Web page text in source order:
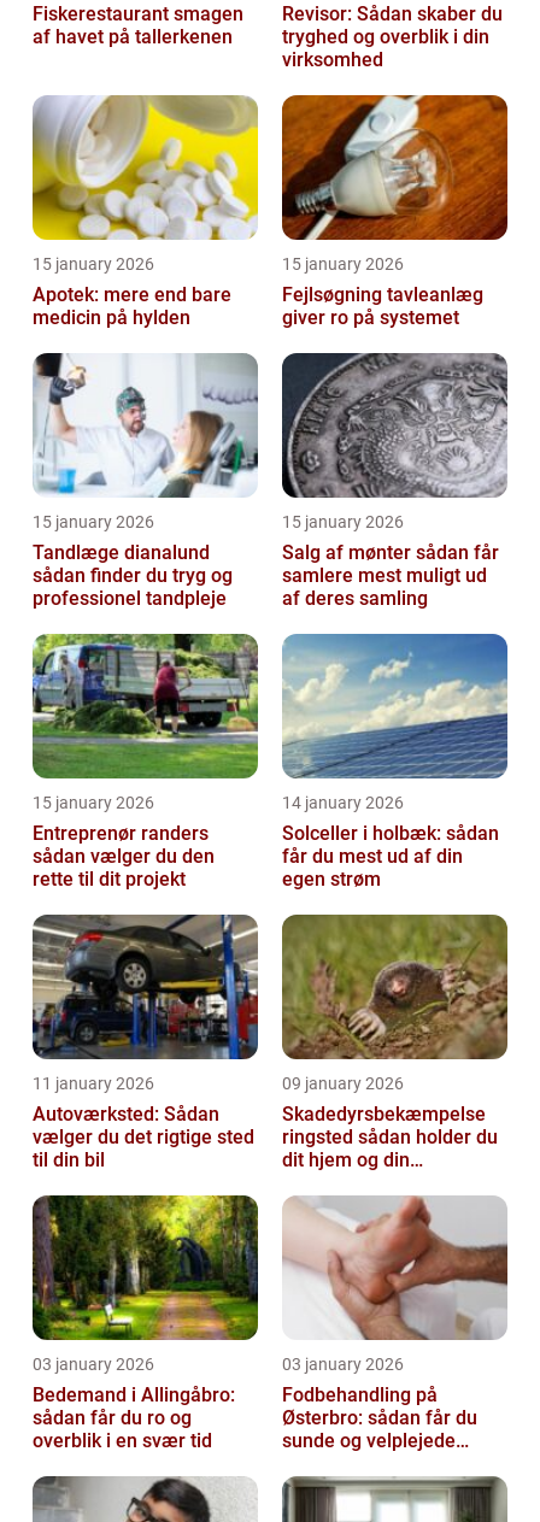
Fiskerestaurant smagen
af havet på tallerkenen
Revisor: Sådan skaber du
tryghed og overblik i din
virksomhed
15 january 2026
Apotek: mere end bare
medicin på hylden
15 january 2026
Fejlsøgning tavleanlæg
giver ro på systemet
15 january 2026
Tandlæge dianalund
sådan finder du tryg og
professionel tandpleje
15 january 2026
Salg af mønter sådan får
samlere mest muligt ud
af deres samling
15 january 2026
Entreprenør randers
sådan vælger du den
rette til dit projekt
14 january 2026
Solceller i holbæk: sådan
får du mest ud af din
egen strøm
11 january 2026
Autoværksted: Sådan
vælger du det rigtige sted
til din bil
09 january 2026
Skadedyrsbekæmpelse
ringsted sådan holder du
dit hjem og din
gæster
03 january 2026
Bedemand i Allingåbro:
sådan får du ro og
overblik i en svær tid
03 january 2026
Fodbehandling på
Østerbro: sådan får du
sunde og velplejede